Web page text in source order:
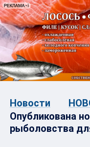
Новости
Опубликована
рыболовства